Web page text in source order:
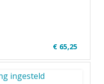
€ 65,25